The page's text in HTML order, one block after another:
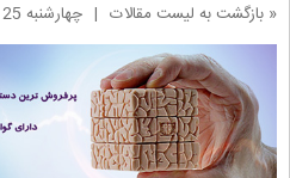
« بازگشت به لیست مقالات | چهارشنبه 25 تير 1404